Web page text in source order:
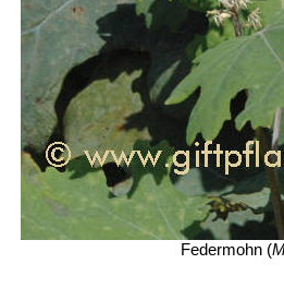
Federmohn (